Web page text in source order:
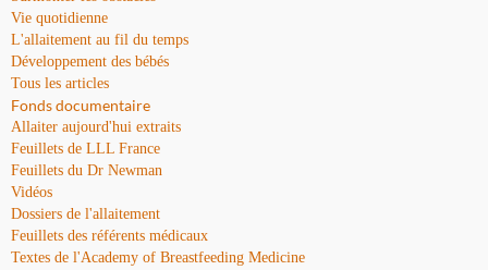
Vie quotidienne
L'allaitement au fil du temps
Développement des bébés
Tous les articles
Fonds documentaire
Allaiter aujourd'hui extraits
Feuillets de LLL France
Feuillets du Dr Newman
Vidéos
Dossiers de l'allaitement
Feuillets des référents médicaux
Textes de l'Academy of Breastfeeding Medicine